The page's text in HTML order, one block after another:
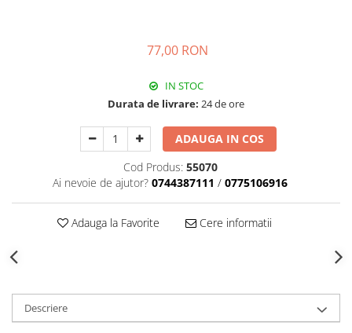
Discuri abrazive, taiere, slefuire,
Discuri hibrid de slefuire polizare
Echipamente de protectie
Mese de sudura
Sarma sudura, baghete TIG,
electrozi sudura
77,00 RON
IN STOC
Durata de livrare: 24 de ore
ADAUGA IN COS
Cod Produs: 55070
Ai nevoie de ajutor? 0744387111 / 0775106916
Adauga la Favorite Cere informatii
Descriere